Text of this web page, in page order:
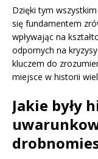
Dzięki tym
się fundamentem
wpływając na
odpornych na
kluczem do
miejsce w historii
Jakie były